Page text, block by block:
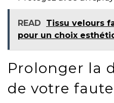
READ
Tissu velours
pour un choix
Prolonger la
de votre